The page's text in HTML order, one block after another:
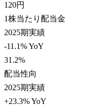
120円
1株当たり配当金
2025期実績
-11.1% YoY
31.2%
配当性向
2025期実績
+23.3% YoY